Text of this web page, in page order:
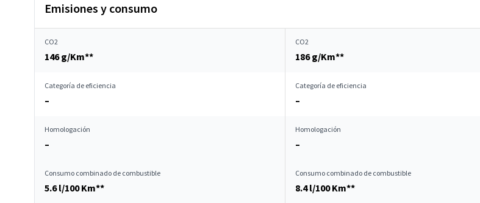
Emisiones y consumo
CO2
146 g/Km**
CO2
186 g/Km**
Categoría de eficiencia
–
Categoría de eficiencia
–
Homologación
–
Homologación
–
Consumo combinado de combustible
5.6 l/100 Km**
Consumo combinado de combustible
8.4 l/100 Km**